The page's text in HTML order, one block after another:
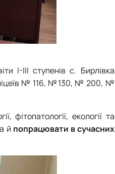
I-III ступенів с. Бирлівка
ліцеїв № 116, №130, № 200, №
фітопатології, екології та
й попрацювати в сучасних